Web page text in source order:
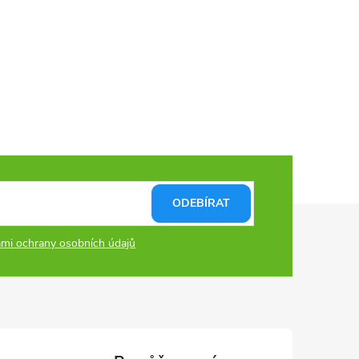
ochrany osobních údajů
ODEBÍRAT